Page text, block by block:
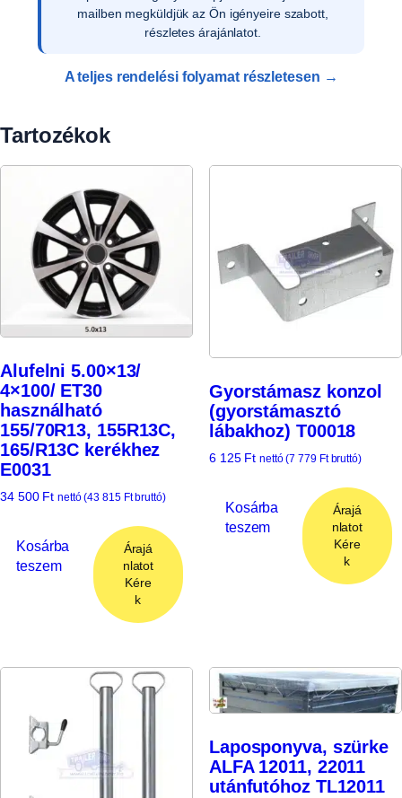
a vevői adatokat, és rendelését rögzítjük
rendszerünkben.
A teljes rendelési folyamat részletesen →
Tartozékok
Alufelni 5.00×13/
4×100/ ET30
használható
155/70R13, 155R13C,
165/R13C kerékhez
E0031
34 500 Ft nettó (43 815 Ftbruttó)
Kosárba
teszem
Árajá
nlatot
Kére
k
Gyorstámasz konzol
(gyorstámasztó
lábakhoz) T00018
6 125 Ft nettó (7 779 Ftbruttó)
Kosárba
teszem
Árajá
nlatot
Kére
k
Laposponyva, szürke
ALFA 12011, 22011
utánfutóhoz TL12011